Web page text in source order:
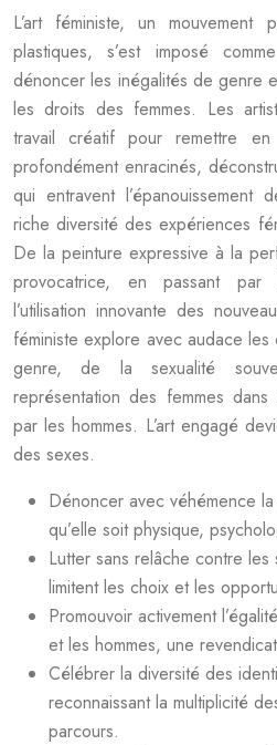
L’art féministe, un
plastiques, s’est imposé
dénoncer les inégalités de genre
les droits des femmes. Les
travail créatif pour remettre
profondément enracinés,
qui entravent
riche diversité des expériences
De la peinture expressive à la
provocatrice, en passant par
l’utilisation innovante des
féministe explore avec audace
genre, de la sexualité
représentation des femmes
par les hommes. L’art engagé
des sexes.
Dénoncer avec véhémence
qu’elle soit physique,
Lutter sans relâche contre
limitent les choix et les
Promouvoir activement
et les hommes, une
Célébrer la diversité des
reconnaissant la multiplicité
parcours.